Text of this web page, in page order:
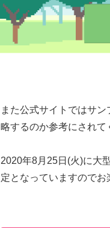
また公式サイトではサ
略するのか参考にされて
2020年8月25日(火)に大
定となっていますのでお